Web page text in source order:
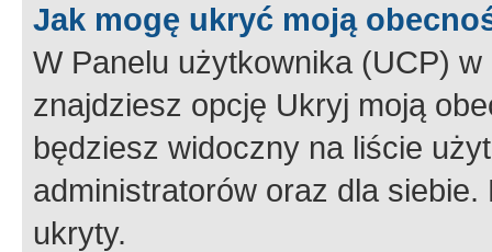
Jak mogę ukryć moją
W Panelu użytkownika (UCP) w
znajdziesz opcję Ukryj moją
będziesz widoczny na liście
administratorów oraz dla
ukryty.